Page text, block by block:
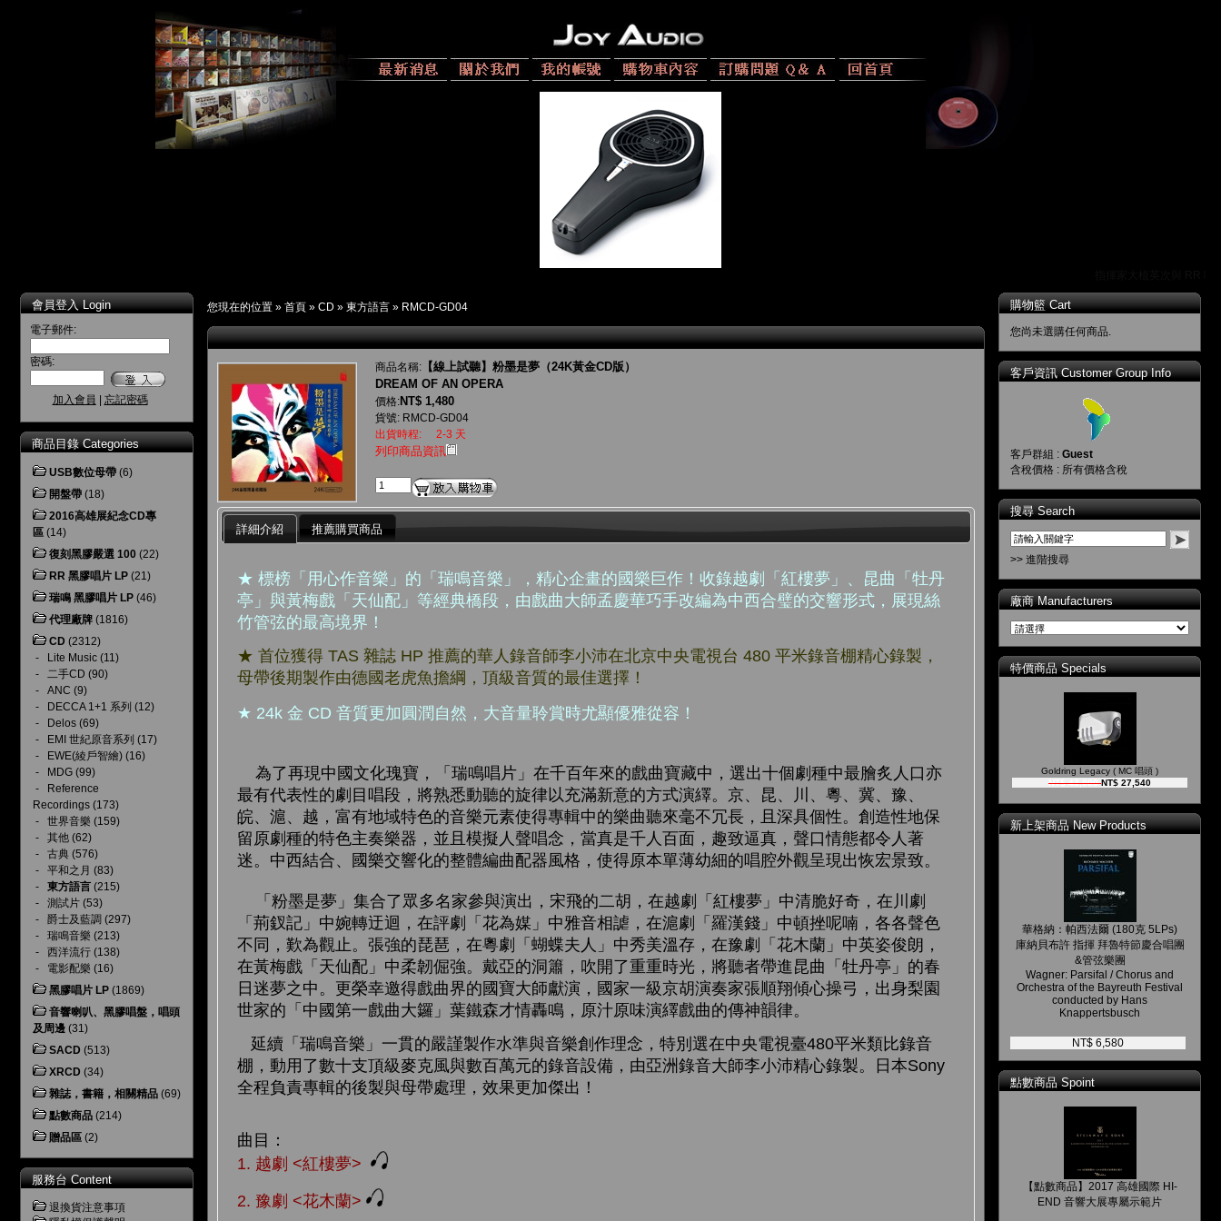
會員登入 Login
電子郵件:
密碼:
加入會員 忘記密碼
商品目錄 Categories
USB數位母帶 (6)
開盤帶 (18)
2016高雄展紀念CD專
區 (14)
復刻黑膠嚴選 100 (22)
RR 黑膠唱片 LP (21)
瑞鳴 黑膠唱片 LP (46)
代理廠牌 (1816)
CD (2312)
-
Lite Music (11)
- 二手CD (90)
- ANC (9)
-
DECCA 1+1 系列 (12)
-
Delos (69)
-
EMI 世紀原音系列 (17)
-
EWE(綾戶智繪) (16)
-
MDG (99)
-
Reference
Recordings (173)
- 世界音樂 (159)
- 其他 (62)
- 古典 (576)
- 平和之月 (83)
- 東方語言 (215)
- 測試片 (53)
- 爵士及藍調 (297)
- 瑞鳴音樂 (213)
- 西洋流行 (138)
- 電影配樂 (16)
黑膠唱片 LP (1869)
音響喇叭、黑膠唱盤，唱頭
及周邊 (31)
SACD (513)
XRCD (34)
雜誌，書籍，相關精品 (69)
點數商品 (214)
贈品區 (2)
服務台 Content
退換貨注意事項
您現在的位置 » 首頁 » CD » 東方語言 » RMCD-GD04
商品名稱: 【線上試聽】粉墨是夢（24K黃金CD版）
DREAM OF AN OPERA
價格:NT$ 1,480
貨號: RMCD-GD04
出貨時程:
2-3 天
列印商品資訊
詳細介紹 推薦購買商品
★ 標榜「用心作音樂」的「瑞鳴音樂」，精心企畫的國樂巨作！收錄越劇「紅樓夢」、昆曲「牡丹
亭」與黃梅戲「天仙配」等經典橋段，由戲曲大師孟慶華巧手改編為中西合璧的交響形式，展現絲
竹管弦的最高境界！
★ 首位獲得 TAS 雜誌 HP 推薦的華人錄音師李小沛在北京中央電視台 480 平米錄音棚精心錄製，
母帶後期製作由德國老虎魚擔綱，頂級音質的最佳選擇！
★ 24k 金 CD 音質更加圓潤自然，大音量聆賞時尤顯優雅從容！
為了再現中國文化瑰寶，「瑞鳴唱片」在千百年來的戲曲寶藏中，選出十個劇種中最膾炙人口亦
最有代表性的劇目唱段，將熟悉動聽的旋律以充滿新意的方式演繹。京、昆、川、粵、冀、豫、
皖、滬、越，富有地域特色的音樂元素使得專輯中的樂曲聽來毫不冗長，且深具個性。創造性地保
留原劇種的特色主奏樂器，並且模擬人聲唱念，當真是千人百面，趣致逼真，聲口情態都令人著
迷。中西結合、國樂交響化的整體編曲配器風格，使得原本單薄幼細的唱腔外觀呈現出恢宏景致。
「粉墨是夢」集合了眾多名家參與演出，宋飛的二胡，在越劇「紅樓夢」中清脆好奇，在川劇
「荊釵記」中婉轉迂迴，在評劇「花為媒」中雅音相謔，在滬劇「羅漢錢」中頓挫呢喃，各各聲色
不同，歎為觀止。張強的琵琶，在粵劇「蝴蝶夫人」中秀美溫存，在豫劇「花木蘭」中英姿俊朗，
在黃梅戲「天仙配」中柔韌倔強。戴亞的洞簫，吹開了重重時光，將聽者帶進昆曲「牡丹亭」的春
日迷夢之中。更榮幸邀得戲曲界的國寶大師獻演，國家一級京胡演奏家張順翔傾心操弓，出身梨園
世家的「中國第一戲曲大鑼」葉鐵森才情轟鳴，原汁原味演繹戲曲的傳神韻律。
延續「瑞鳴音樂」一貫的嚴謹製作水準與音樂創作理念，特別選在中央電視臺480平米類比錄音
棚，動用了數十支頂級麥克風與數百萬元的錄音設備，由亞洲錄音大師李小沛精心錄製。日本Sony
全程負責專輯的後製與母帶處理，效果更加傑出！
曲目：
1. 越劇 <紅樓夢>
2. 豫劇 <花木蘭>
購物籃 Cart
您尚未選購任何商品.
客戶資訊 Customer Group Info
客戶群組 : Guest
含稅價格 : 所有價格含稅
搜尋 Search
>> 進階搜尋
廠商 Manufacturers
特價商品 Specials
Goldring Legacy ( MC 唱頭 )
NT$ 43,000NT$ 27,540
新上架商品 New Products
華格納：帕西法爾 (180克 5LPs)
庫納貝布許 指揮 拜魯特節慶合唱團
&管弦樂團
Wagner: Parsifal / Chorus and
Orchestra of the Bayreuth Festival
conducted by Hans
Knappertsbusch
NT$ 6,580
點數商品 Spoint
【點數商品】2017 高雄國際 HI-
END 音響大展專屬示範片